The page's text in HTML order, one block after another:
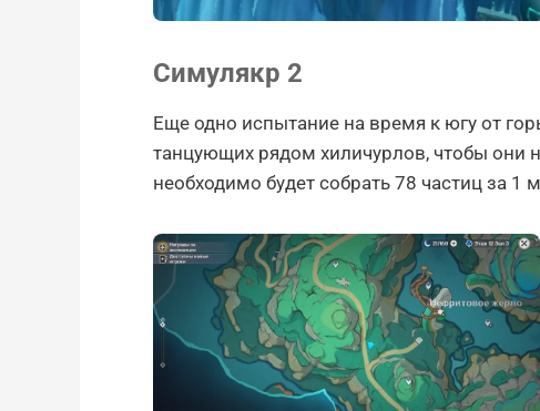
Симулякр 2
Еще одно испытание на время к югу от
танцующих рядом хиличурлов, чтобы
необходимо будет собрать 78 частиц за 1